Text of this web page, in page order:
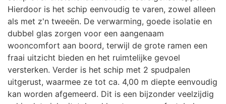
Hierdoor is het schip eenvoudig te varen, zowel alleen
als met z'n tweeën. De verwarming, goede isolatie en
dubbel glas zorgen voor een aangenaam
wooncomfort aan boord, terwijl de grote ramen een
fraai uitzicht bieden en het ruimtelijke gevoel
versterken. Verder is het schip met 2 spudpalen
uitgerust, waarmee ze tot ca. 4,00 m diepte eenvoudig
kan worden afgemeerd. Dit is een bijzonder veelzijdig